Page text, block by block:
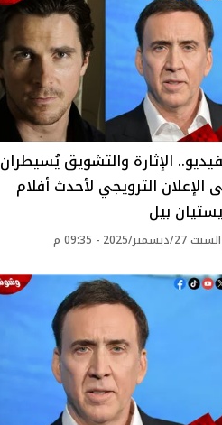
الإثارة والتشويق يُسيطران
الإعلان الترويجي لأحدث أفلام
بيل
السبت 27/ديسمبر/2025 - 09:35 م